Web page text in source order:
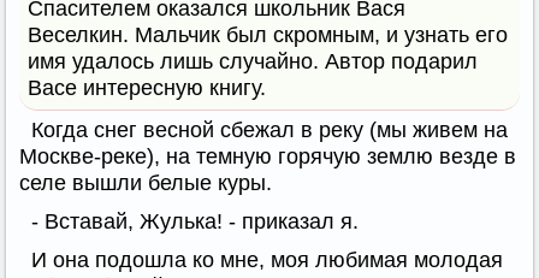
Спасителем оказался школьник Вася
Веселкин. Мальчик был скромным, и узнать его
имя удалось лишь случайно. Автор подарил
Васе интересную книгу.
Когда снег весной сбежал в реку (мы живем на
Москве-реке), на темную горячую землю везде в
селе вышли белые куры.
- Вставай, Жулька! - приказал я.
И она подошла ко мне, моя любимая молодая